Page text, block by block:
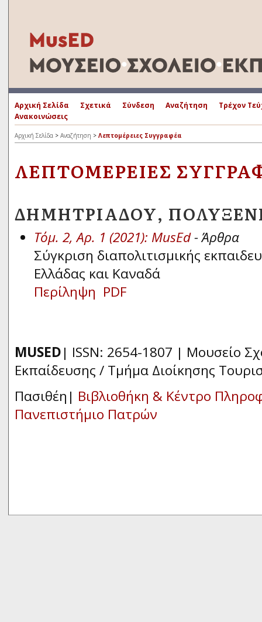
Αρχική Σελίδα Σχετικά Σύνδεση Αναζήτηση
Τρέχον
Ανακοινώσεις
Αρχική Σελίδα > Αναζήτηση > Λεπτομέρειες Συγγραφέα
ΛΕΠΤΟΜΈΡΕΙΕΣ
ΔΗΜΗΤΡΙΆΔΟΥ,
Τόμ. 2, Αρ. 1 (2021): MusEd- Άρθρα
Σύγκριση διαπολιτισμικής
Ελλάδας και Καναδά
Περίληψη PDF
MUSED| ISSN: 2654-1807 | Μουσείο
Εκπαίδευσης / Τμήμα Διοίκησης
Πασιθέη| Βιβλιοθήκη & Κέντρο
Πανεπιστήμιο Πατρών